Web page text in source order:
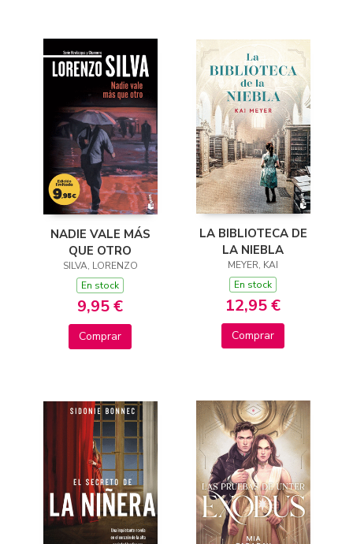
NADIE VALE MÁS
QUE OTRO
SILVA, LORENZO
En stock
9,95 €
Comprar
LA BIBLIOTECA DE
LA NIEBLA
MEYER, KAI
En stock
12,95 €
Comprar